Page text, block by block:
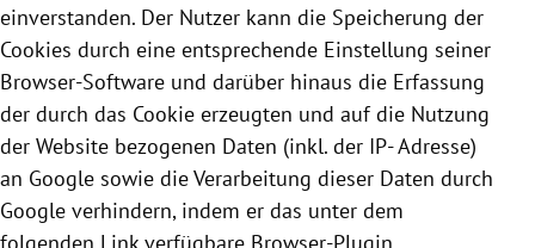
einverstanden. Der Nutzer kann die Speicherung der
Cookies durch eine entsprechende Einstellung seiner
Browser-Software und darüber hinaus die Erfassung
der durch das Cookie erzeugten und auf die Nutzung
der Website bezogenen Daten (inkl. der IP- Adresse)
an Google sowie die Verarbeitung dieser Daten durch
Google verhindern, indem er das unter dem
folgenden Link verfügbare Browser-Plugin